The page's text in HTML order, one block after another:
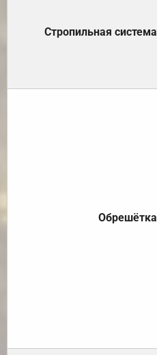
Стропильная система
Обрешётка